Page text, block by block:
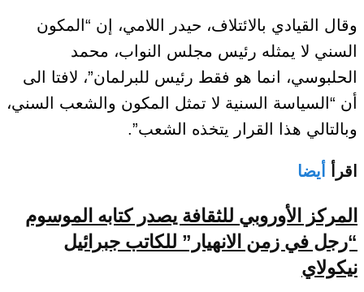
وقال القيادي بالائتلاف، حيدر اللامي، إن “المكون
السني لا يمثله رئيس مجلس النواب، محمد
الحلبوسي، انما هو فقط رئيس للبرلمان”، لافتا الى
أن “السياسة السنية لا تمثل المكون والشعب السني،
وبالتالي هذا القرار يتخذه الشعب”.
اقرأ أيضا
المركز الأوروبي للثقافة يصدر كتابه الموسوم
“رجل في زمن الانهيار” للكاتب جبرائيل
نيكولاي